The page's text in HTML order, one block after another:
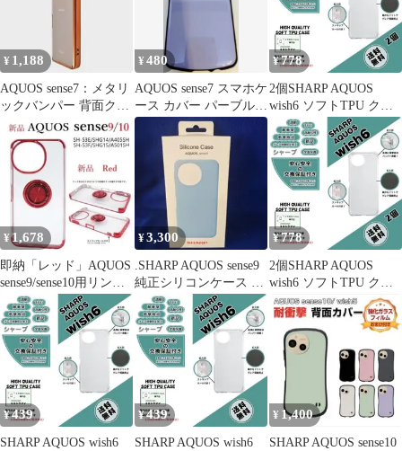
¥ 1,188
AQUOS sense7：メタリ
ックバンパー 背面クリ
ア ケース★ピンク 桃
¥480
AQUOS sense7 スマホケ
ース カバー パーブルグ
レー
¥778
2個SHARP AQUOS
wish6 ソフトTPU クリ
アケースd
¥1,678
即納「レッド」AQUOS
sense9/sense10用リング
付メタリックケース
¥3,300
.SHARP AQUOS sense9
純正シリコンケース ブ
ルー
¥778
2個SHARP AQUOS
wish6 ソフトTPU クリ
アケースe
¥439
SHARP AQUOS wish6
¥439
SHARP AQUOS wish6
¥ 1,400
SHARP AQUOS sense10